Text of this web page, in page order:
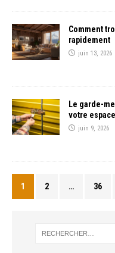
Comment
rapidement
juin 13, 2026
Le garde-
votre espace
juin 9, 2026
1 2 … 36